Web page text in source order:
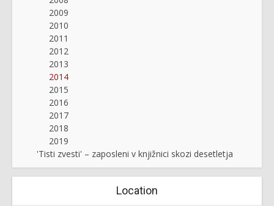
2009
2010
2011
2012
2013
2014
2015
2016
2017
2018
2019
'Tisti zvesti' – zaposleni v knjižnici skozi desetletja
Location